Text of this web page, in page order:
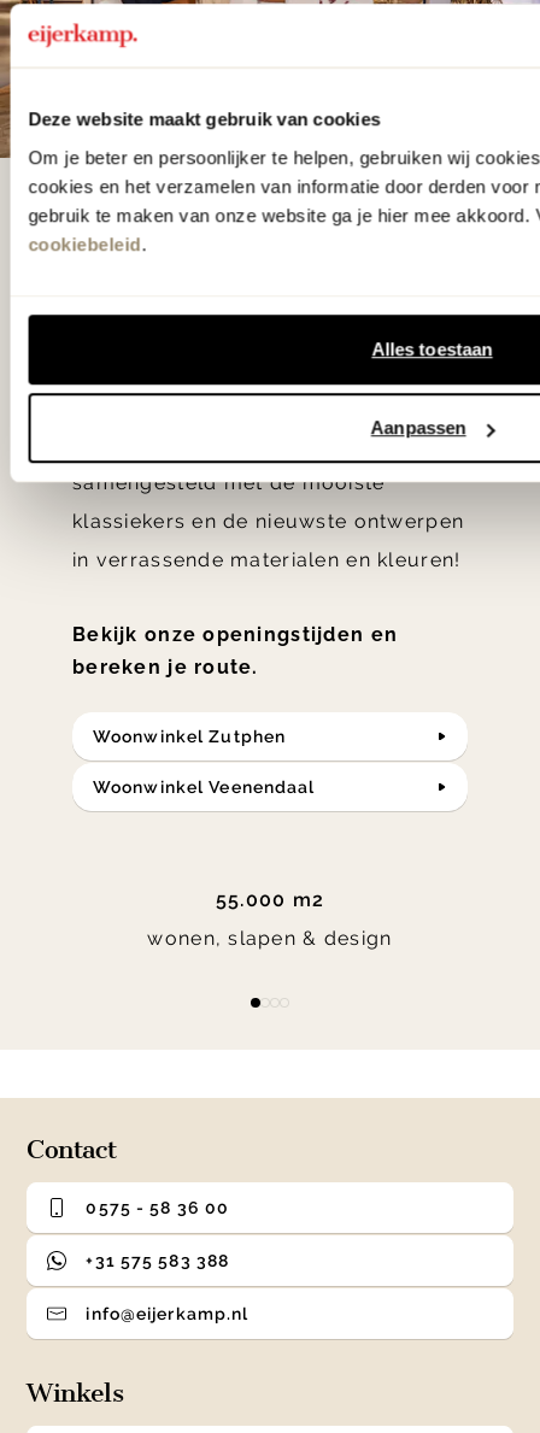
Deze website maakt gebruik van cookies
Om je beter en persoonlijker te helpen, gebruiken wij
cookies en het verzamelen van informatie door derden voor
gebruik te maken van onze website ga je hier mee akkoord.
cookiebeleid.
Alles toestaan
Aanpassen
De woonwinkel
gezien op tv!
'Weer verliefd op je huis' niet? We
samengesteld met de mooiste
klassiekers en de nieuwste ontwerpen
in verrassende materialen en kleuren!
Bekijk onze openingstijden en
bereken je route.
Woonwinkel Zutphen
Woonwinkel Veenendaal
55.000 m2
wonen, slapen & design
Contact
0575 - 58 36 00
+31 575 583 388
info@eijerkamp.nl
Winkels